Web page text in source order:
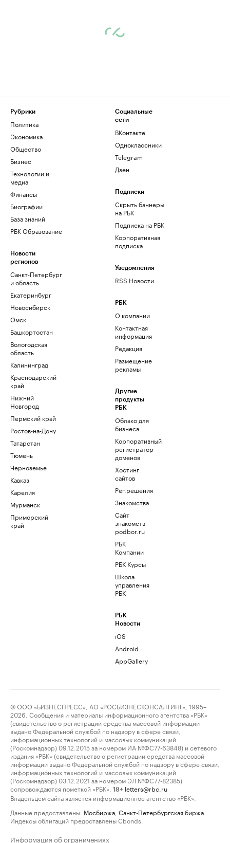
Рубрики
Политика
Экономика
Общество
Бизнес
Технологии и
медиа
Финансы
Биографии
База знаний
РБК Образование
Новости
регионов
Санкт-Петербург
и область
Екатеринбург
Новосибирск
Омск
Башкортостан
Вологодская
область
Калининград
Краснодарский
край
Нижний
Новгород
Пермский край
Ростов-на-Дону
Татарстан
Тюмень
Черноземье
Кавказ
Карелия
Мурманск
Приморский
край
Социальные
сети
ВКонтакте
Одноклассники
Telegram
Дзен
Подписки
Скрыть баннеры
на РБК
Подписка на РБК
Корпоративная
подписка
Уведомления
RSS Новости
РБК
О компании
Контактная
информация
Редакция
Размещение
рекламы
Другие
продукты
РБК
Облако для
бизнеса
Корпоративный
регистратор
доменов
Хостинг
сайтов
Рег.решения
Знакомства
Сайт
знакомств
podbor.ru
РБК
Компании
РБК Курсы
Школа
управления
РБК
РБК
Новости
iOS
Android
AppGallery
© ООО «БИЗНЕСПРЕСС», АО «РОСБИЗНЕСКОНСАЛТИНГ», 1995–
2026. Сообщения и материалы информационного агентства «РБК»
(свидетельство о регистрации средства массовой информации
выдано Федеральной службой по надзору в сфере связи,
информационных технологий и массовых коммуникаций
(Роскомнадзор) 09.12.2015 за номером ИА №ФС77-63848) и сетевого
издания «РБК» (свидетельство о регистрации средства массовой
информации выдано Федеральной службой по надзору в сфере связи,
информационных технологий и массовых коммуникаций
(Роскомнадзор) 03.12.2021 за номером ЭЛ №ФС77-82385)
сопровождаются пометкой «РБК».
18+ letters@rbc.ru
Владельцем сайта является информационное агентство «РБК».
Данные предоставлены: Мосбиржа Санкт-Петербургская биржа
Индексы облигаций предоставлены Cbonds.
Информация об ограничениях